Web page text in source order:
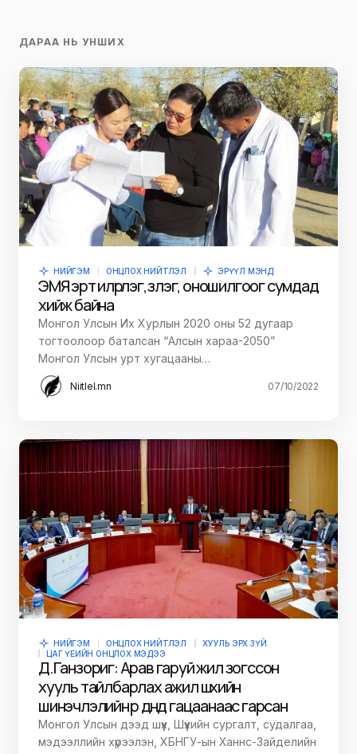
ДАРАА НЬ УНШИХ
НИЙГЭМ ОНЦЛОХ НИЙТЛЭЛ ЭРҮҮЛ МЭНД
ЭМЯ эрт илрүүлэг, үзлэг, оношилгоог сумдад
хийж байна
Монгол Улсын Их Хурлын 2020 оны 52 дугаар
тогтоолоор баталсан “Алсын хараа-2050”
Монгол Улсын урт хугацааны…
Niitlel.mn 07/10/2022
НИЙГЭМ ОНЦЛОХ НИЙТЛЭЛ
ХУУЛЬ ЭРХ ЗҮЙ
ЦАГ ҮЕИЙН ОНЦЛОХ МЭДЭЭ
Д.Ганзориг: Арав гаруй жил зогссон
хууль тайлбарлах ажил шүүхийн
шинэчлэлийн үр дүнд гацаанаас гарсан
Монгол Улсын дээд шүүх, Шүүхийн сургалт, судалгаа,
мэдээллийн хүрээлэн, ХБНГУ-ын Ханнс-Зайделийн